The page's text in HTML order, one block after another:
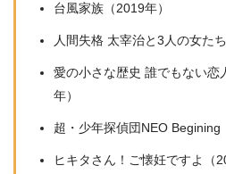
台風家族（2019年）
人間失格 太宰治と3人の女た
愛の小さな歴史 誰でもない恋
年）
超・少年探偵団NEO Begining
ヒキタさん！ご懐妊ですよ（